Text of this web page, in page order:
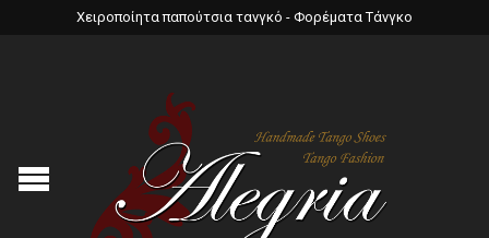
Χειροποίητα παπούτσια τανγκό - Φορέματα Τάνγκο